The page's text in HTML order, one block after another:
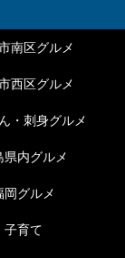
南区グルメ
西区グルメ
・刺身グルメ
県内グルメ
岡グルメ
子育て